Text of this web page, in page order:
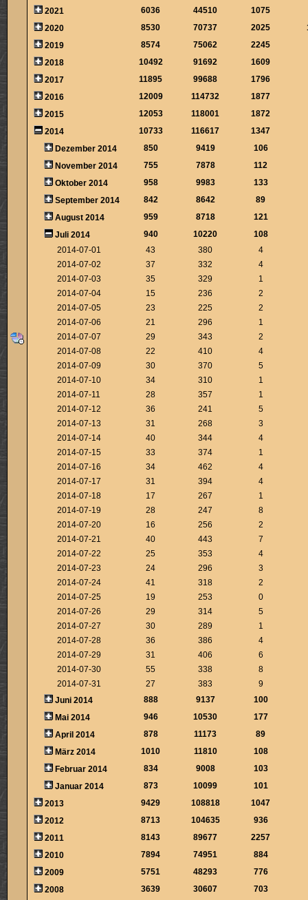
2021 6036 44510
1075
2020
8530 70737 2025
2019
8574 75062
2245
2018
10492 91692
1609
2017
11895 99688
1796
2016
12009 114732
1877
2015
12053 118001
1872
2014
10733 116617
1347
Dezember 2014
850 9419
106
November 2014
755 7878
112
Oktober 2014
958 9983
133
September 2014
842 8642
89
August 2014
959 8718
121
Juli 2014
940 10220
108
2014-07-01
43 380
4
2014-07-02
37 332
4
2014-07-03
35 329
1
2014-07-04
15 236
2
2014-07-05
23 225
2
2014-07-06
21 296
1
2014-07-07
29 343
2
2014-07-08
22 410
4
2014-07-09
30 370
5
2014-07-10
34 310
1
2014-07-11
28 357
1
2014-07-12
36 241
5
2014-07-13
31 268
3
2014-07-14
40 344
4
2014-07-15
33 374
1
2014-07-16
34 462
4
2014-07-17
31 394
4
2014-07-18
17 267
1
2014-07-19
28 247
8
2014-07-20
16 256
2
2014-07-21
40 443
7
2014-07-22
25 353
4
2014-07-23
24 296
3
2014-07-24
41 318
2
2014-07-25
19 253
0
2014-07-26
29 314
5
2014-07-27
30 289
1
2014-07-28
36 386
4
2014-07-29
31 406
6
2014-07-30
55 338
8
2014-07-31
27 383
9
Juni 2014
888 9137
100
Mai 2014
946 10530
177
April 2014
878 11173
89
März 2014
1010 11810
108
Februar 2014
834 9008
103
Januar 2014
873 10099
101
2013
9429 108818
1047
2012
8713 104635
936
2011
8143 89677
2257
2010
7894 74951
884
2009
5751 48293
776
2008
3639 30607
703